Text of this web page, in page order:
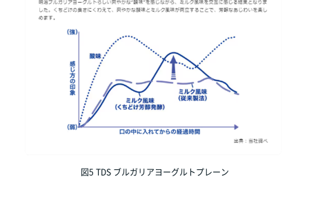
図5 TDS ブルガリアヨーグルトプレーン